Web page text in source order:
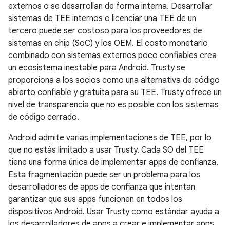
externos o se desarrollan de forma interna. Desarrollar
sistemas de TEE internos o licenciar una TEE de un
tercero puede ser costoso para los proveedores de
sistemas en chip (SoC) y los OEM. El costo monetario
combinado con sistemas externos poco confiables crea
un ecosistema inestable para Android. Trusty se
proporciona a los socios como una alternativa de código
abierto confiable y gratuita para su TEE. Trusty ofrece un
nivel de transparencia que no es posible con los sistemas
de código cerrado.
Android admite varias implementaciones de TEE, por lo
que no estás limitado a usar Trusty. Cada SO del TEE
tiene una forma única de implementar apps de confianza.
Esta fragmentación puede ser un problema para los
desarrolladores de apps de confianza que intentan
garantizar que sus apps funcionen en todos los
dispositivos Android. Usar Trusty como estándar ayuda a